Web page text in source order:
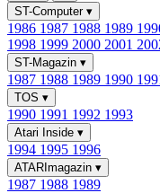
ST-Computer ▾
1986 1987 1988 1989
1998 1999 2000 2001
ST-Magazin ▾
1987 1988 1989 1990
TOS ▾
1990 1991 1992 1993
Atari Inside ▾
1994 1995 1996
ATARImagazin ▾
1987 1988 1989